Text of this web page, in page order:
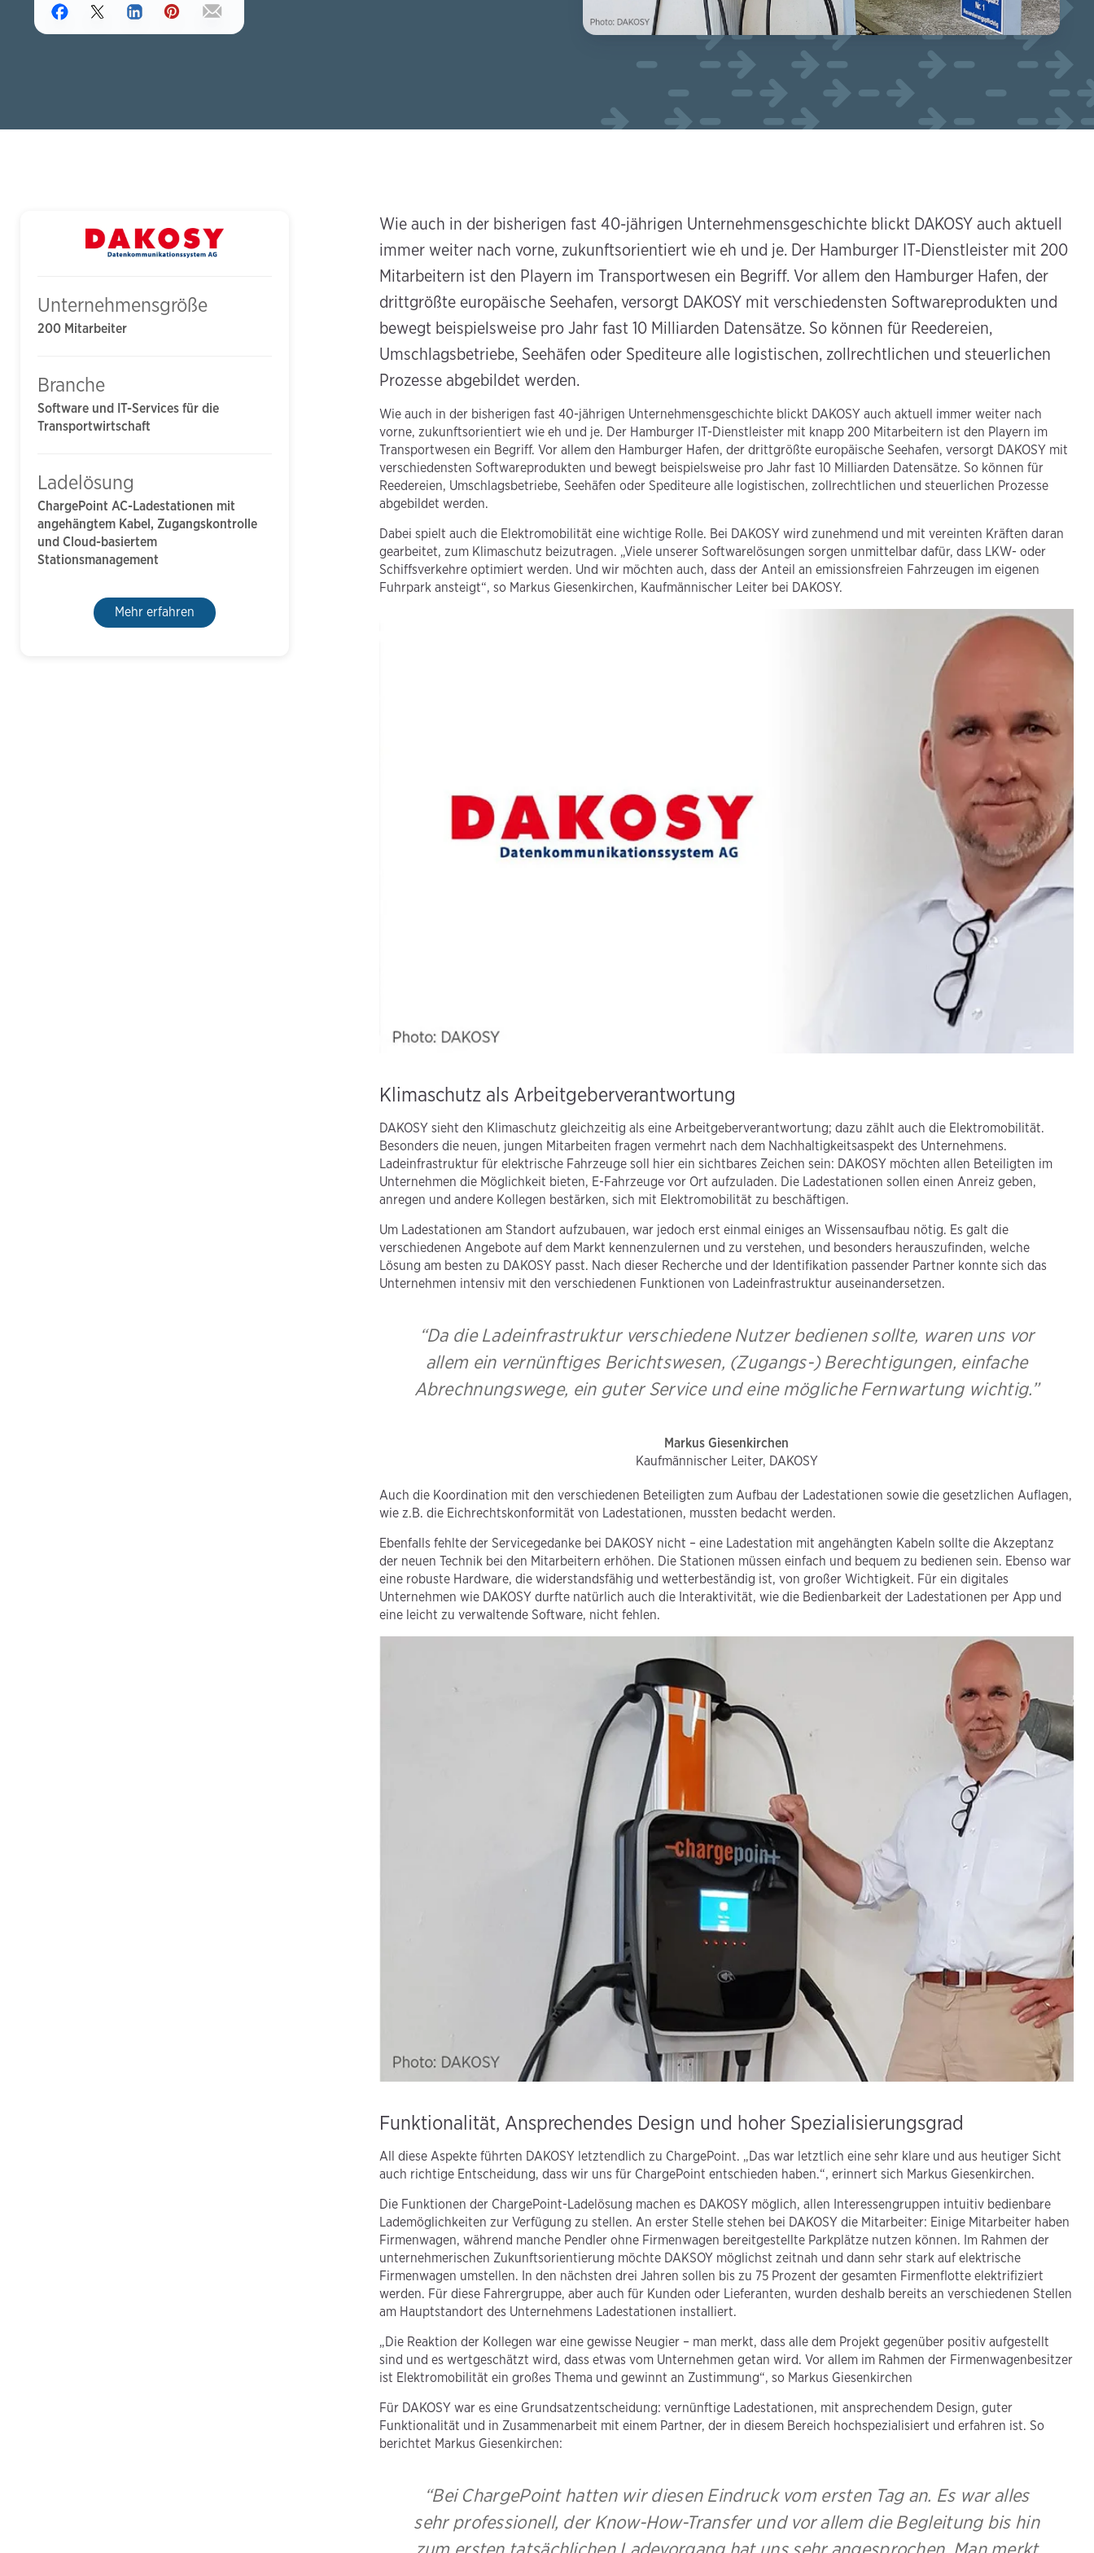
Unternehmensgröße
200 Mitarbeiter
Branche
Software und IT-Services für die
Transportwirtschaft
Ladelösung
ChargePoint AC-Ladestationen mit
angehängtem Kabel, Zugangskontrolle
und Cloud-basiertem
Stationsmanagement
Mehr erfahren
Wie auch in der bisherigen fast 40-jährigen Unternehmensgeschichte blickt DAKOSY auch aktuell
immer weiter nach vorne, zukunftsorientiert wie eh und je. Der Hamburger IT-Dienstleister mit 200
Mitarbeitern ist den Playern im Transportwesen ein Begriff. Vor allem den Hamburger Hafen, der
drittgrößte europäische Seehafen, versorgt DAKOSY mit verschiedensten Softwareprodukten und
bewegt beispielsweise pro Jahr fast 10 Milliarden Datensätze. So können für Reedereien,
Umschlagsbetriebe, Seehäfen oder Spediteure alle logistischen, zollrechtlichen und steuerlichen
Prozesse abgebildet werden.
Wie auch in der bisherigen fast 40-jährigen Unternehmensgeschichte blickt DAKOSY auch aktuell immer weiter nach
vorne, zukunftsorientiert wie eh und je. Der Hamburger IT-Dienstleister mit knapp 200 Mitarbeitern ist den Playern im
Transportwesen ein Begriff. Vor allem den Hamburger Hafen, der drittgrößte europäische Seehafen, versorgt DAKOSY mit
verschiedensten Softwareprodukten und bewegt beispielsweise pro Jahr fast 10 Milliarden Datensätze. So können für
Reedereien, Umschlagsbetriebe, Seehäfen oder Spediteure alle logistischen, zollrechtlichen und steuerlichen Prozesse
abgebildet werden.
Dabei spielt auch die Elektromobilität eine wichtige Rolle. Bei DAKOSY wird zunehmend und mit vereinten Kräften daran
gearbeitet, zum Klimaschutz beizutragen. „Viele unserer Softwarelösungen sorgen unmittelbar dafür, dass LKW- oder
Schiffsverkehre optimiert werden. Und wir möchten auch, dass der Anteil an emissionsfreien Fahrzeugen im eigenen
Fuhrpark ansteigt“, so Markus Giesenkirchen, Kaufmännischer Leiter bei DAKOSY.
Klimaschutz als Arbeitgeberverantwortung
DAKOSY sieht den Klimaschutz gleichzeitig als eine Arbeitgeberverantwortung; dazu zählt auch die Elektromobilität.
Besonders die neuen, jungen Mitarbeiten fragen vermehrt nach dem Nachhaltigkeitsaspekt des Unternehmens.
Ladeinfrastruktur für elektrische Fahrzeuge soll hier ein sichtbares Zeichen sein: DAKOSY möchten allen Beteiligten im
Unternehmen die Möglichkeit bieten, E-Fahrzeuge vor Ort aufzuladen. Die Ladestationen sollen einen Anreiz geben,
anregen und andere Kollegen bestärken, sich mit Elektromobilität zu beschäftigen.
Um Ladestationen am Standort aufzubauen, war jedoch erst einmal einiges an Wissensaufbau nötig. Es galt die
verschiedenen Angebote auf dem Markt kennenzulernen und zu verstehen, und besonders herauszufinden, welche
Lösung am besten zu DAKOSY passt. Nach dieser Recherche und der Identifikation passender Partner konnte sich das
Unternehmen intensiv mit den verschiedenen Funktionen von Ladeinfrastruktur auseinandersetzen.
“Da die Ladeinfrastruktur verschiedene Nutzer bedienen sollte, waren uns vor
allem ein vernünftiges Berichtswesen, (Zugangs-) Berechtigungen, einfache
Abrechnungswege, ein guter Service und eine mögliche Fernwartung wichtig.”
Markus Giesenkirchen
Kaufmännischer Leiter, DAKOSY
Auch die Koordination mit den verschiedenen Beteiligten zum Aufbau der Ladestationen sowie die gesetzlichen Auflagen,
wie z.B. die Eichrechtskonformität von Ladestationen, mussten bedacht werden.
Ebenfalls fehlte der Servicegedanke bei DAKOSY nicht – eine Ladestation mit angehängten Kabeln sollte die Akzeptanz
der neuen Technik bei den Mitarbeitern erhöhen. Die Stationen müssen einfach und bequem zu bedienen sein. Ebenso war
eine robuste Hardware, die widerstandsfähig und wetterbeständig ist, von großer Wichtigkeit. Für ein digitales
Unternehmen wie DAKOSY durfte natürlich auch die Interaktivität, wie die Bedienbarkeit der Ladestationen per App und
eine leicht zu verwaltende Software, nicht fehlen.
Funktionalität, Ansprechendes Design und hoher Spezialisierungsgrad
All diese Aspekte führten DAKOSY letztendlich zu ChargePoint. „Das war letztlich eine sehr klare und aus heutiger Sicht
auch richtige Entscheidung, dass wir uns für ChargePoint entschieden haben.“, erinnert sich Markus Giesenkirchen.
Die Funktionen der ChargePoint-Ladelösung machen es DAKOSY möglich, allen Interessengruppen intuitiv bedienbare
Lademöglichkeiten zur Verfügung zu stellen. An erster Stelle stehen bei DAKOSY die Mitarbeiter: Einige Mitarbeiter haben
Firmenwagen, während manche Pendler ohne Firmenwagen bereitgestellte Parkplätze nutzen können. Im Rahmen der
unternehmerischen Zukunftsorientierung möchte DAKSOY möglichst zeitnah und dann sehr stark auf elektrische
Firmenwagen umstellen. In den nächsten drei Jahren sollen bis zu 75 Prozent der gesamten Firmenflotte elektrifiziert
werden. Für diese Fahrergruppe, aber auch für Kunden oder Lieferanten, wurden deshalb bereits an verschiedenen Stellen
am Hauptstandort des Unternehmens Ladestationen installiert.
„Die Reaktion der Kollegen war eine gewisse Neugier – man merkt, dass alle dem Projekt gegenüber positiv aufgestellt
sind und es wertgeschätzt wird, dass etwas vom Unternehmen getan wird. Vor allem im Rahmen der Firmenwagenbesitzer
ist Elektromobilität ein großes Thema und gewinnt an Zustimmung“, so Markus Giesenkirchen
Für DAKOSY war es eine Grundsatzentscheidung: vernünftige Ladestationen, mit ansprechendem Design, guter
Funktionalität und in Zusammenarbeit mit einem Partner, der in diesem Bereich hochspezialisiert und erfahren ist. So
berichtet Markus Giesenkirchen:
“Bei ChargePoint hatten wir diesen Eindruck vom ersten Tag an. Es war alles
sehr professionell, der Know-How-Transfer und vor allem die Begleitung bis hin
zum ersten tatsächlichen Ladevorgang hat uns sehr angesprochen. Man merkt